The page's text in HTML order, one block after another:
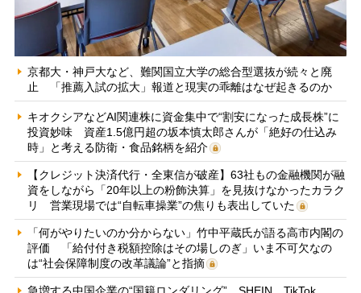
京都大・神戸大など、難関国立大学の総合型選抜が続々と廃
止 「推薦入試の拡大」報道と現実の乖離はなぜ起きるのか
キオクシアなどAI関連株に資金集中で“割安になった成長株”に
投資妙味 資産1.5億円超の坂本慎太郎さんが「絶好の仕込み
時」と考える防衛・食品銘柄を紹介
【クレジット決済代行・全東信が破産】63社もの金融機関が融
資をしながら「20年以上の粉飾決算」を見抜けなかったカラク
リ 営業現場では“自転車操業”の焦りも表出していた
「何がやりたいのか分からない」竹中平蔵氏が語る高市内閣の
評価 「給付付き税額控除はその場しのぎ」いま不可欠なの
は“社会保障制度の改革議論”と指摘
急増する中国企業の“国籍ロンダリング” SHEIN、TikTok、